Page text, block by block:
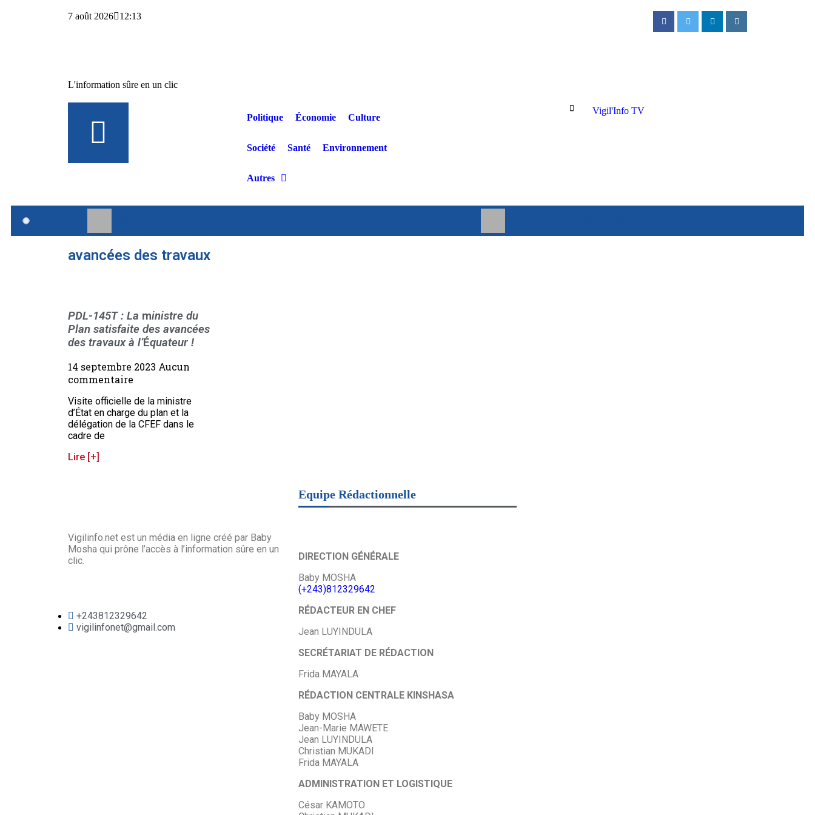
7 août 2026 12:13
L'information sûre en un clic
Politique Économie Culture
Société Santé Environnement
Autres
Vigil'Info TV
avancées des travaux
PDL-145T : La ministre du
Plan satisfaite des avancées
des travaux à l’Équateur !
14 septembre 2023 Aucun
commentaire
Visite officielle de la ministre
d’État en charge du plan et la
délégation de la CFEF dans le
cadre de
Lire [+]
Vigilinfo.net est un média en ligne créé par Baby
Mosha qui prône l’accès à l’information sûre en un
clic.
+243812329642
vigilinfonet@gmail.com
Equipe Rédactionnelle
DIRECTION GÉNÉRALE
Baby MOSHA
(+243)812329642
RÉDACTEUR EN CHEF
Jean LUYINDULA
SECRÉTARIAT DE RÉDACTION
Frida MAYALA
RÉDACTION CENTRALE KINSHASA
Baby MOSHA
Jean-Marie MAWETE
Jean LUYINDULA
Christian MUKADI
Frida MAYALA
ADMINISTRATION ET LOGISTIQUE
César KAMOTO